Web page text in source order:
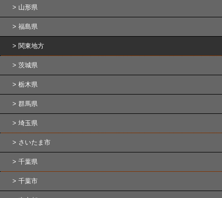
山形県
福島県
関東地方
茨城県
栃木県
群馬県
埼玉県
さいたま市
千葉県
千葉市